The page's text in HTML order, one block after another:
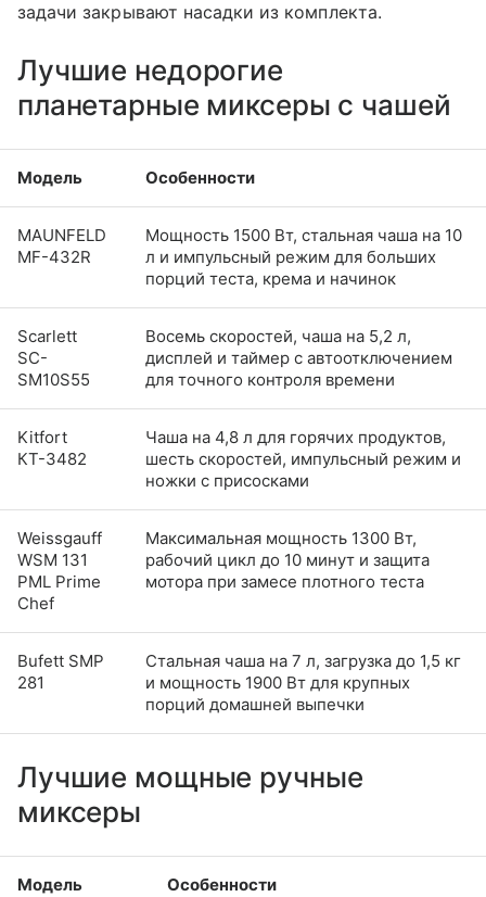
задачи закрывают насадки из комплекта.
Лучшие недорогие
планетарные миксеры с чашей
Модель Особенности
MAUNFELD
MF-432R
Мощность 1500 Вт, стальная чаша на 10
л и импульсный режим для больших
порций теста, крема и начинок
Scarlett
SC-
SM10S55
Восемь скоростей, чаша на 5,2 л,
дисплей и таймер с автоотключением
для точного контроля времени
Kitfort
КТ-3482
Чаша на 4,8 л для горячих продуктов,
шесть скоростей, импульсный режим и
ножки с присосками
Weissgauff
WSM 131
PML Prime
Chef
Максимальная мощность 1300 Вт,
рабочий цикл до 10 минут и защита
мотора при замесе плотного теста
Bufett SMP
281
Стальная чаша на 7 л, загрузка до 1,5 кг
и мощность 1900 Вт для крупных
порций домашней выпечки
Лучшие мощные ручные
миксеры
Модель Особенности